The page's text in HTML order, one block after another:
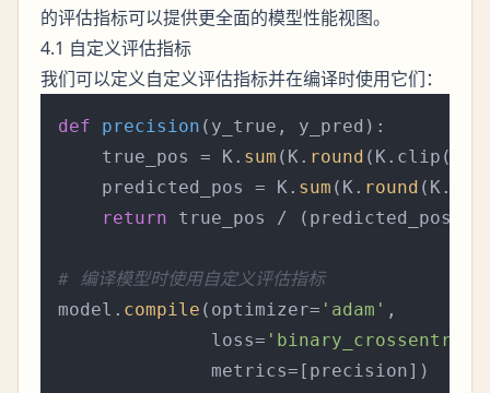
的评估指标可以提供更全面的模型性能视图。
4.1 自定义评估指标
我们可以定义自定义评估指标并在编译时使用它们：
def precision ( y_true, y_pred ):
    true_pos = K.
sum (K. round
    predicted_pos = K.
sum (K. round
return true_pos / (predicted_pos +
# 编译模型时使用自定义评估指标
model. compile (optimizer= 'adam' ,
              loss=